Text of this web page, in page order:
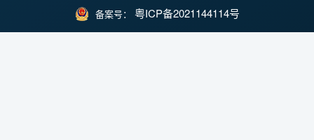
备案号： 粤ICP备2021144114号